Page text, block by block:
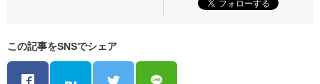
この記事をSNSでシェア